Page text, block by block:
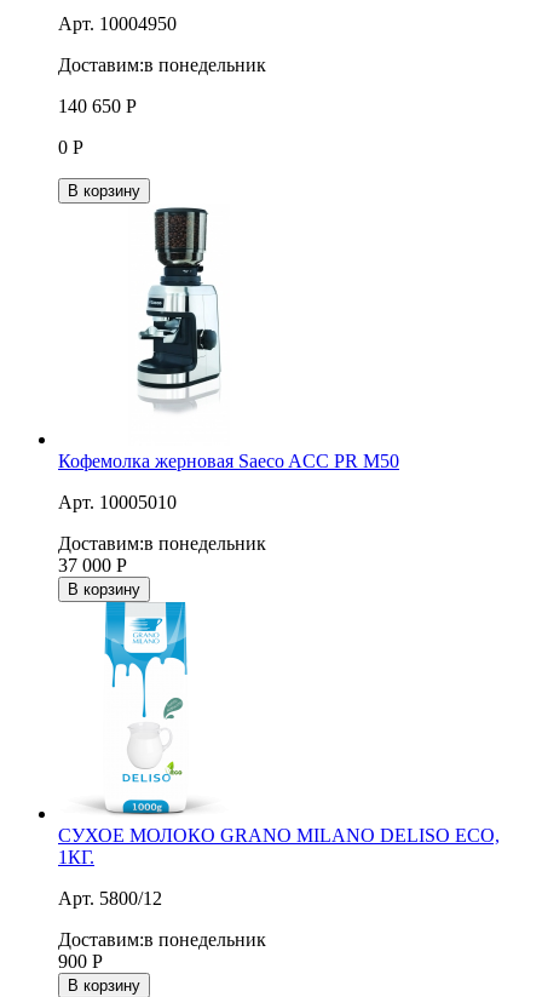
Арт. 10004950
Доставим:в понедельник
140 650 Р
0 Р
В корзину
Кофемолка жерновая Saeco ACC PR M50
Арт. 10005010
Доставим:в понедельник
37 000 Р
В корзину
СУХОЕ МОЛОКО GRANO MILANO DELISO ECO,
1КГ.
Арт. 5800/12
Доставим:в понедельник
900 Р
В корзину